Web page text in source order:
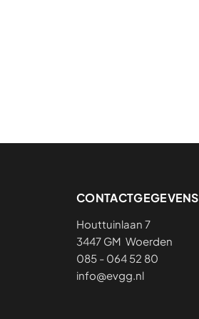
CONTACTGEGEVENS
Houttuinlaan 7
3447 GM Woerden
085 - 064 52 80
info@evgg.nl